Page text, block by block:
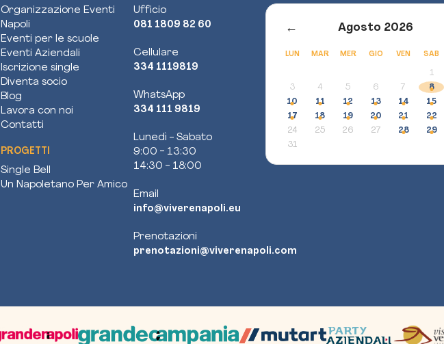
Organizzazione Eventi
Napoli
Eventi per le scuole
Eventi Aziendali
Iscrizione single
Diventa socio
Blog
Lavora con noi
Contatti
PROGETTI
Single Bell
Un Napoletano Per Amico
Ufficio
081 1809 82 60
Cellulare
334 1119819
WhatsApp
334 111 9819
Lunedì - Sabato
9:00 - 13:30
14:30 - 18:00
Email
info@viverenapoli.eu
Prenotazioni
prenotazioni@viverenapoli.com
← Agosto 2026
LUN MAR MER GIO VEN SAB
1
3
4 5 6 7 8
10
11 12 13 14 15
17
18 19 20 21 22
24
25 26 27 28 29
31